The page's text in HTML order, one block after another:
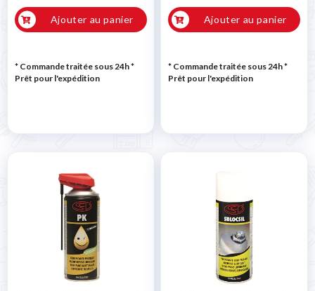
Ajouter au panier
* Commande traitée sous 24h*
Prêt pour l'expédition
Ajouter au panier
* Commande traitée sous 24h*
Prêt pour l'expédition